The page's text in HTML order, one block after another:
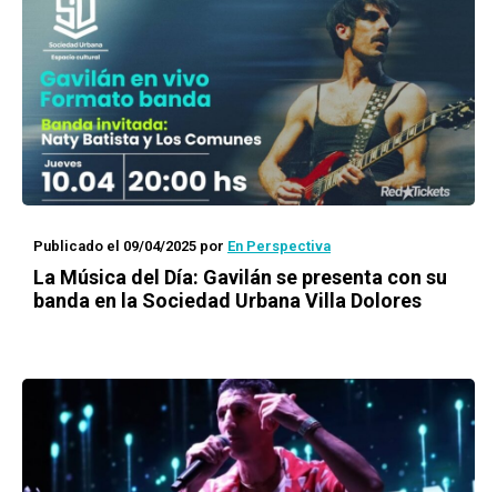
Publicado el 09/04/2025 por En Perspectiva
La Música del Día: Gavilán se presenta con su
banda en la Sociedad Urbana Villa Dolores